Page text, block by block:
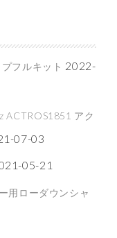
フルキット 2022-
アク
07-03
05-21
用ローダウンシャ